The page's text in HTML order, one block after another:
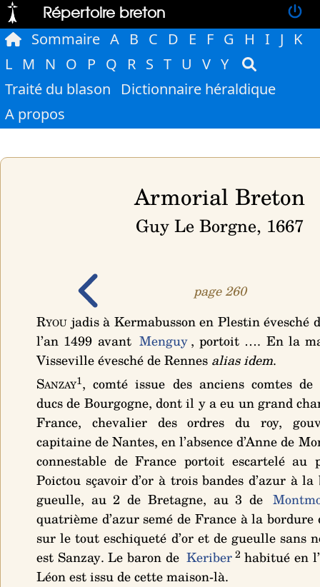
Répertoire breton
Sommaire A B C D E F G H I J
K
L M N O P Q R S T U V Y
Traité du blason
Dictionnaire héraldique
A propos
Armorial Breton
Guy Le Borgne, 1667
page 260
Ryou jadis à Kermabusson en Plestin évesché
l’an 1499 avant Menguy , portoit …. En la
Visseville évesché de Rennes alias idem.
Sanzay1, comté issue des anciens comtes
ducs de Bourgogne, dont il y a eu un grand
France, chevalier des ordres du roy,
capitaine de Nantes, en l’absence d’Anne de
connestable de France portoit escartelé au
Poictou sçavoir d’or à trois bandes d’azur à la
gueulle, au 2 de Bretagne, au 3 de
quatrième d’azur semé de France à la bordure
sur le tout eschiqueté d’or et de gueulle sans
est Sanzay. Le baron de Keriber 2 habitué en
Léon est issu de cette maison-là.